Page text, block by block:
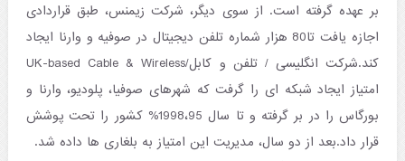
بر عهده گرفته است. از سوی دیگر، شرکت زیمنس، طبق قراردادی
اجازه یافت تا80 هزار شماره تلفن دیجیتال در صوفیه و وارنا ایجاد
کند.شرکت انگلیسی / تلفن و کابل/UK-based Cable & Wireless
امتیاز ایجاد شبکه ای را گرفت که شهرهای صوفیا، پلودیو، وارنا و
بورگاس را در بر گرفته و تا سال 1998،95% کشور را تحت پوشش
قرار داد.بعد از دو سال، مدیریت این امتیاز به بلغاری ها داده شد.